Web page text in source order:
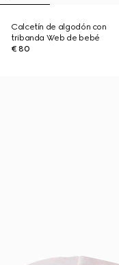
Calcetín de algodón con
tribanda Web de bebé
€ 80